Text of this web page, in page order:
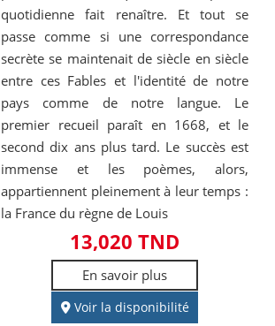
quotidienne fait renaître. Et tout se
passe comme si une correspondance
secrète se maintenait de siècle en siècle
entre ces Fables et l'identité de notre
pays comme de notre langue. Le
premier recueil paraît en 1668, et le
second dix ans plus tard. Le succès est
immense et les poèmes, alors,
appartiennent pleinement à leur temps :
la France du règne de Louis
13,020 TND
En savoir plus
Voir la disponibilité